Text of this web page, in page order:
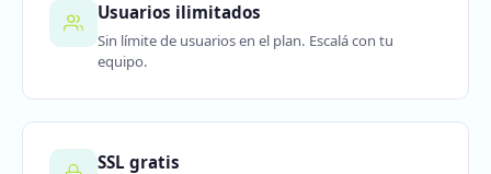
Usuarios ilimitados
Sin límite de usuarios en el plan. Escalá con tu
equipo.
SSL gratis